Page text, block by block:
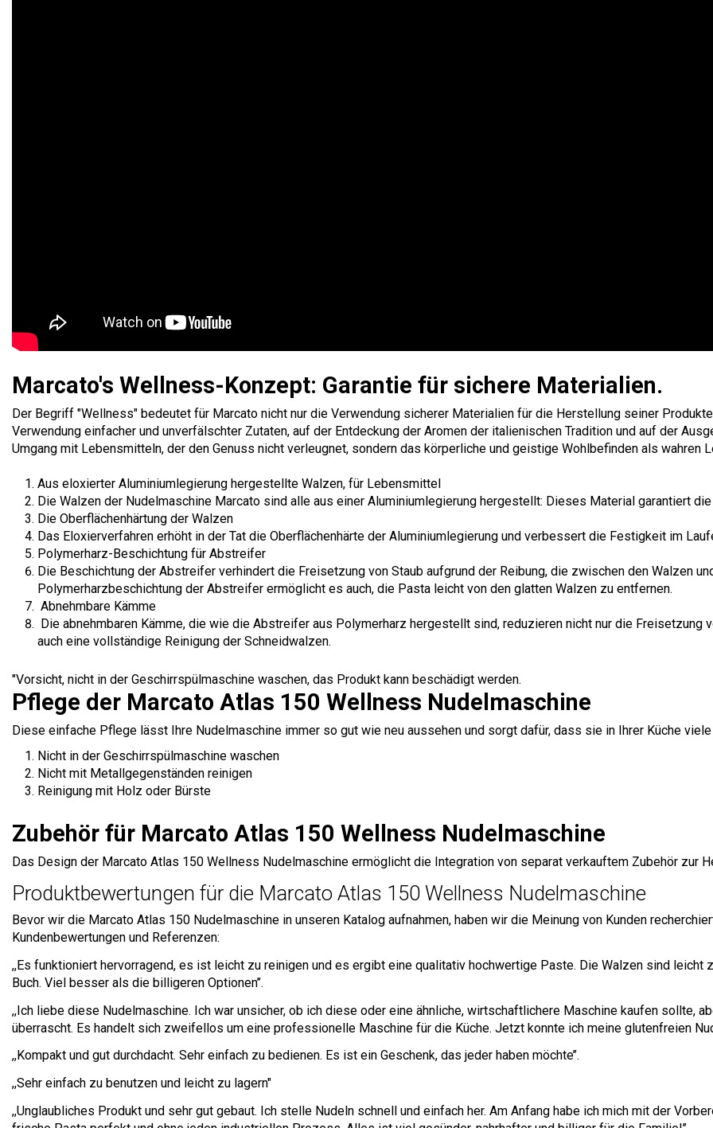
Marcato's Wellness-Konzept: Garantie für sichere Materialien.
Der Begriff "Wellness" bedeutet für Marcato nicht nur die Verwendung sicherer Materialien für die Herstellung seiner
Verwendung einfacher und unverfälschter Zutaten, auf der Entdeckung der Aromen der italienischen Tradition und auf der
Umgang mit Lebensmitteln, der den Genuss nicht verleugnet, sondern das körperliche und geistige Wohlbefinden als wahren
Aus eloxierter Aluminiumlegierung hergestellte Walzen, für Lebensmittel
Die Walzen der Nudelmaschine Marcato sind alle aus einer Aluminiumlegierung hergestellt: Dieses Material garantiert
Die Oberflächenhärtung der Walzen
Das Eloxierverfahren erhöht in der Tat die Oberflächenhärte der Aluminiumlegierung und verbessert die Festigkeit im
Polymerharz-Beschichtung für Abstreifer
Die Beschichtung der Abstreifer verhindert die Freisetzung von Staub aufgrund der Reibung, die zwischen den Walzen
Polymerharzbeschichtung der Abstreifer ermöglicht es auch, die Pasta leicht von den glatten Walzen zu entfernen.
Abnehmbare Kämme
Die abnehmbaren Kämme, die wie die Abstreifer aus Polymerharz hergestellt sind, reduzieren nicht nur die
auch eine vollständige Reinigung der Schneidwalzen.
"Vorsicht, nicht in der Geschirrspülmaschine waschen, das Produkt kann beschädigt werden.
Pflege der Marcato Atlas 150 Wellness Nudelmaschine
Diese einfache Pflege lässt Ihre Nudelmaschine immer so gut wie neu aussehen und sorgt dafür, dass sie in Ihrer Küche viele
Nicht in der Geschirrspülmaschine waschen
Nicht mit Metallgegenständen reinigen
Reinigung mit Holz oder Bürste
Zubehör für Marcato Atlas 150 Wellness Nudelmaschine
Das Design der Marcato Atlas 150 Wellness Nudelmaschine ermöglicht die Integration von separat verkauftem Zubehör zur
Produktbewertungen für die Marcato Atlas 150 Wellness Nudelmaschine
Bevor wir die Marcato Atlas 150 Nudelmaschine in unseren Katalog aufnahmen, haben wir die Meinung von Kunden
Kundenbewertungen und Referenzen:
,,Es funktioniert hervorragend, es ist leicht zu reinigen und es ergibt eine qualitativ hochwertige Paste. Die Walzen sind leicht
Buch. Viel besser als die billigeren Optionen’’.
,,Ich liebe diese Nudelmaschine. Ich war unsicher, ob ich diese oder eine ähnliche, wirtschaftlichere Maschine kaufen sollte,
überrascht. Es handelt sich zweifellos um eine professionelle Maschine für die Küche. Jetzt konnte ich meine glutenfreien
,,Kompakt und gut durchdacht. Sehr einfach zu bedienen. Es ist ein Geschenk, das jeder haben möchte’’.
,,Sehr einfach zu benutzen und leicht zu lagern"
,,Unglaubliches Produkt und sehr gut gebaut. Ich stelle Nudeln schnell und einfach her. Am Anfang habe ich mich mit der